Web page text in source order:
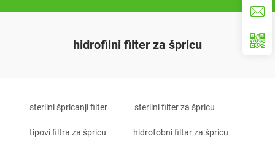
hidrofilni filter za špricu
sterilni špricanji filter sterilni filter za špricu
tipovi filtra za špricu hidrofobni filtar za špricu